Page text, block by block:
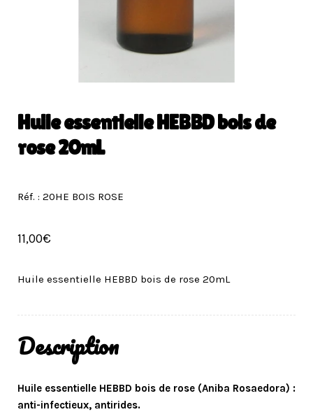
Huile essentielle HEBBD bois de
rose 20mL
Réf. : 20HE BOIS ROSE
11,00€
Huile essentielle HEBBD bois de rose 20mL
Description
Huile essentielle HEBBD bois de rose (Aniba Rosaedora) :
anti-infectieux, antirides.